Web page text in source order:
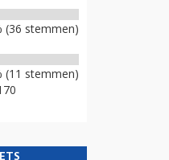
(36 stemmen)
(11 stemmen)